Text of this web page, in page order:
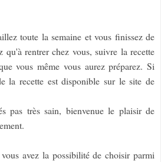
toute la semaine et vous finissez de
qu'à rentrer chez vous, suivre la recette
vous même vous aurez préparez. Si
la recette est disponible sur le site de
pas très sain, bienvenue le plaisir de
avez la possibilité de choisir parmi